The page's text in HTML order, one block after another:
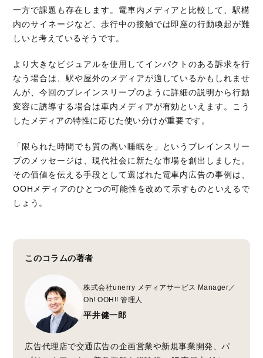
一方で課題も存在します。電車内メディアと比較して、駅構
内のサイネージなど、歩行中の接触では即座の行動喚起が難
しいと考えているそうです。
より大きなビジュアルを使用してインパクトのある訴求を行
なう場合は、駅や屋外のメディアが適しているかもしれませ
んが、今回のブレインスリープのように詳細の説明から行動
変容に誘導する場合は車内メディアが有効といえます。こう
したメディアの特性に応じた使い分けが重要です。
「限られた時間でも質の高い睡眠を」というブレインスリー
プのメッセージは、現代社会に新たな市場を創出しました。
その価値を伝える手段として選ばれた電車内広告の事例は、
OOHメディアのひとつの可能性を改めて示すものといえるで
しょう。
このコラムの著者
株式会社unerry メディアサービス Manager／
Oh! OOH!! 管理人
平井健一郎
広告代理店で交通広告の企画営業や新規事業開発、パ